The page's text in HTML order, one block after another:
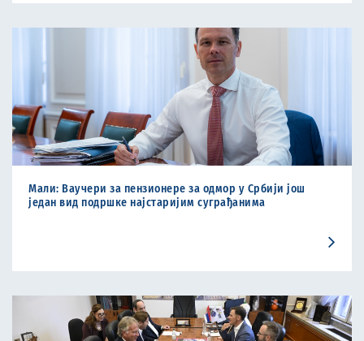
Мали: Ваучери за пензионере за одмор у Србији још
један вид подршке најстаријим суграђанима